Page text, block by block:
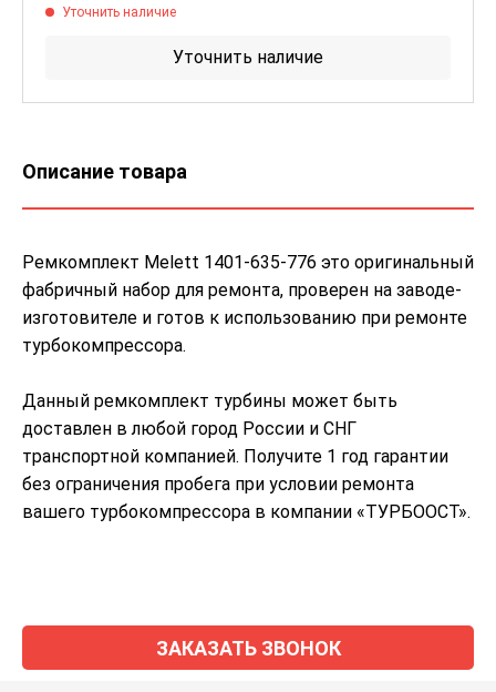
Уточнить наличие
Уточнить наличие
Описание товара
Ремкомплект Melett 1401-635-776 это оригинальный
фабричный набор для ремонта, проверен на заводе-
изготовителе и готов к использованию при ремонте
турбокомпрессора.
Данный ремкомплект турбины может быть
доставлен в любой город России и СНГ
транспортной компанией. Получите 1 год гарантии
без ограничения пробега при условии ремонта
вашего турбокомпрессора в компании «ТУРБООСТ».
ЗАКАЗАТЬ ЗВОНОК